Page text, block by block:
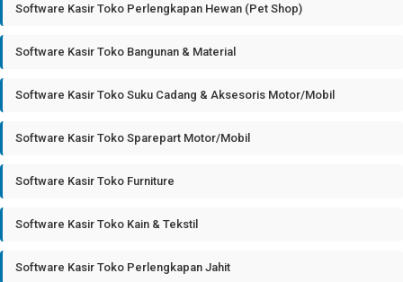
Software Kasir Toko Perlengkapan Hewan (Pet Shop)
Software Kasir Toko Bangunan & Material
Software Kasir Toko Suku Cadang & Aksesoris Motor/Mobil
Software Kasir Toko Sparepart Motor/Mobil
Software Kasir Toko Furniture
Software Kasir Toko Kain & Tekstil
Software Kasir Toko Perlengkapan Jahit